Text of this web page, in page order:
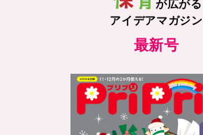
が広がる
アイデアマガジン
最新号